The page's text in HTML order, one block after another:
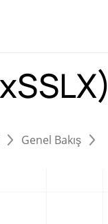
Genel Bakış